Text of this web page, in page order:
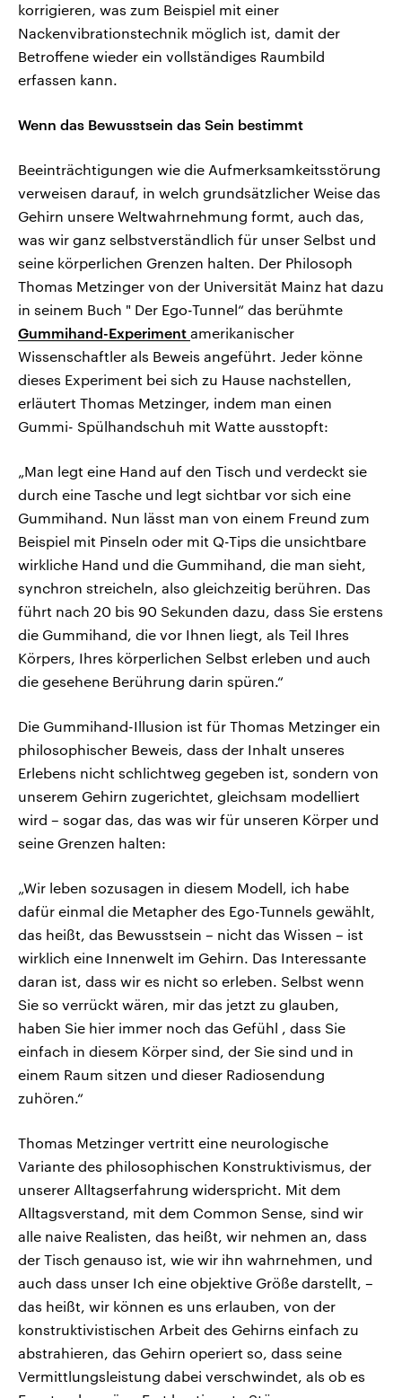
korrigieren, was zum Beispiel mit einer
Nackenvibrationstechnik möglich ist, damit der
Betroffene wieder ein vollständiges Raumbild
erfassen kann.
Wenn das Bewusstsein das Sein bestimmt
Beeinträchtigungen wie die Aufmerksamkeitsstörung
verweisen darauf, in welch grundsätzlicher Weise das
Gehirn unsere Weltwahrnehmung formt, auch das,
was wir ganz selbstverständlich für unser Selbst und
seine körperlichen Grenzen halten. Der Philosoph
Thomas Metzinger von der Universität Mainz hat dazu
in seinem Buch " Der Ego-Tunnel“ das berühmte
Gummihand-Experiment amerikanischer
Wissenschaftler als Beweis angeführt. Jeder könne
dieses Experiment bei sich zu Hause nachstellen,
erläutert Thomas Metzinger, indem man einen
Gummi- Spülhandschuh mit Watte ausstopft:
„Man legt eine Hand auf den Tisch und verdeckt sie
durch eine Tasche und legt sichtbar vor sich eine
Gummihand. Nun lässt man von einem Freund zum
Beispiel mit Pinseln oder mit Q-Tips die unsichtbare
wirkliche Hand und die Gummihand, die man sieht,
synchron streicheln, also gleichzeitig berühren. Das
führt nach 20 bis 90 Sekunden dazu, dass Sie erstens
die Gummihand, die vor Ihnen liegt, als Teil Ihres
Körpers, Ihres körperlichen Selbst erleben und auch
die gesehene Berührung darin spüren.“
Die Gummihand-Illusion ist für Thomas Metzinger ein
philosophischer Beweis, dass der Inhalt unseres
Erlebens nicht schlichtweg gegeben ist, sondern von
unserem Gehirn zugerichtet, gleichsam modelliert
wird – sogar das, das was wir für unseren Körper und
seine Grenzen halten:
„Wir leben sozusagen in diesem Modell, ich habe
dafür einmal die Metapher des Ego-Tunnels gewählt,
das heißt, das Bewusstsein – nicht das Wissen – ist
wirklich eine Innenwelt im Gehirn. Das Interessante
daran ist, dass wir es nicht so erleben. Selbst wenn
Sie so verrückt wären, mir das jetzt zu glauben,
haben Sie hier immer noch das Gefühl , dass Sie
einfach in diesem Körper sind, der Sie sind und in
einem Raum sitzen und dieser Radiosendung
zuhören.“
Thomas Metzinger vertritt eine neurologische
Variante des philosophischen Konstruktivismus, der
unserer Alltagserfahrung widerspricht. Mit dem
Alltagsverstand, mit dem Common Sense, sind wir
alle naive Realisten, das heißt, wir nehmen an, dass
der Tisch genauso ist, wie wir ihn wahrnehmen, und
auch dass unser Ich eine objektive Größe darstellt, –
das heißt, wir können es uns erlauben, von der
konstruktivistischen Arbeit des Gehirns einfach zu
abstrahieren, das Gehirn operiert so, dass seine
Vermittlungsleistung dabei verschwindet, als ob es